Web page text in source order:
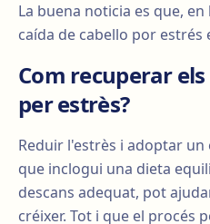
La buena noticia es que,
caída de cabello por estrés
Com recuperar
per estrès?
Reduir l'estrès i adoptar un
que inclogui una dieta
descans adequat, pot
créixer. Tot i que el procés